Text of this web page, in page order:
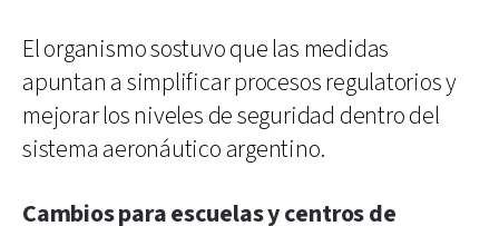
El organismo sostuvo que las medidas
apuntan a simplificar procesos regulatorios y
mejorar los niveles de seguridad dentro del
sistema aeronáutico argentino.
Cambios para escuelas y centros de